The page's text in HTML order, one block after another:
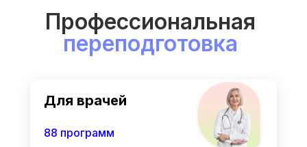
Профессиональная
переподготовка
Для врачей
88 программ